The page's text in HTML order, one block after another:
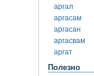
аргал
аргасам
аргасан
аргасвам
аргат
Полезно